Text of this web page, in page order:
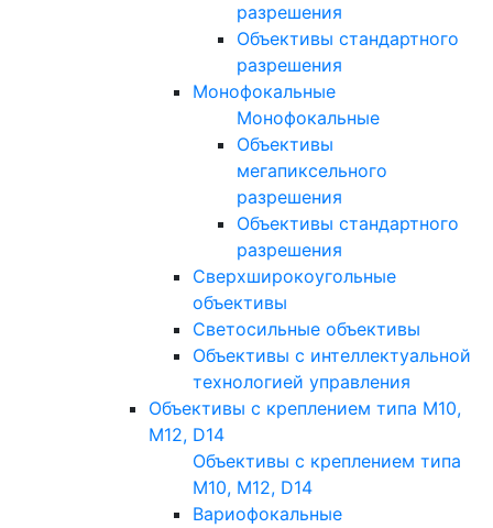
разрешения
Объективы стандартного
разрешения
Монофокальные
Монофокальные
Объективы
мегапиксельного
разрешения
Объективы стандартного
разрешения
Сверхширокоугольные
объективы
Светосильные объективы
Объективы с интеллектуальной
технологией управления
Объективы с креплением типа M10,
M12, D14
Объективы с креплением типа
M10, M12, D14
Вариофокальные